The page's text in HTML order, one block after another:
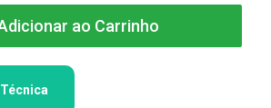
ao Carrinho